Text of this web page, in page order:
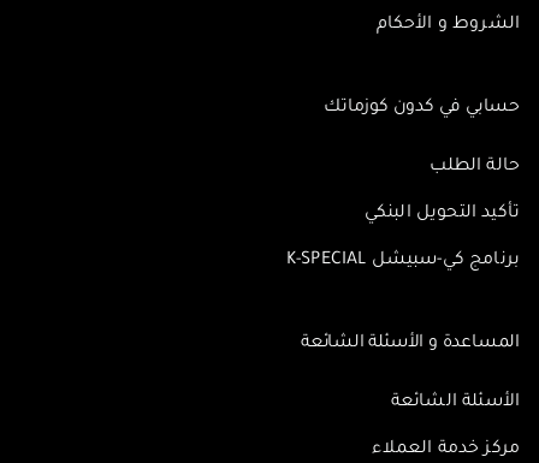
الشروط و الأحكام
حسابي في كدون كوزماتك
حالة الطلب
تأكيد التحويل البنكي
برنامج كي-سبيشل K-SPECIAL
المساعدة و الأسئلة الشائعة
الأسئلة الشائعة
مركز خدمة العملاء